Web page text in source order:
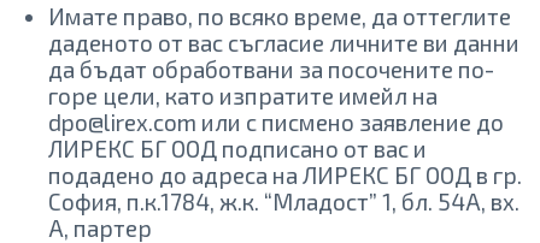
Имате право, по всяко време, да оттеглите
даденото от вас съгласие личните ви данни
да бъдат обработвани за посочените по-
горе цели, като изпратите имейл на
dpo@lirex.com или с писмено заявление до
ЛИРЕКС БГ ООД подписано от вас и
подадено до адреса на ЛИРЕКС БГ ООД в гр.
София, п.к.1784, ж.к. “Младост” 1, бл. 54А, вх.
А, партер